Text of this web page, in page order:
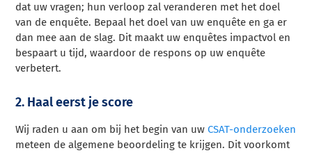
dat uw vragen; hun verloop zal veranderen met het doel
van de enquête. Bepaal het doel van uw enquête en ga er
dan mee aan de slag. Dit maakt uw enquêtes impactvol en
bespaart u tijd, waardoor de respons op uw enquête
verbetert.
2. Haal eerst je score
Wij raden u aan om bij het begin van uwCSAT-onderzoeken
meteen de algemene beoordeling te krijgen. Dit voorkomt